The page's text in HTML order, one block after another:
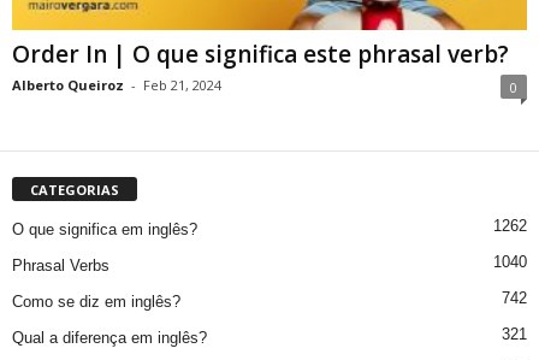
Order In | O que significa este phrasal verb?
Alberto Queiroz - Feb 21, 2024 0
CATEGORIAS
O que significa em inglês? 1262
Phrasal Verbs 1040
Como se diz em inglês? 742
Qual a diferença em inglês? 321